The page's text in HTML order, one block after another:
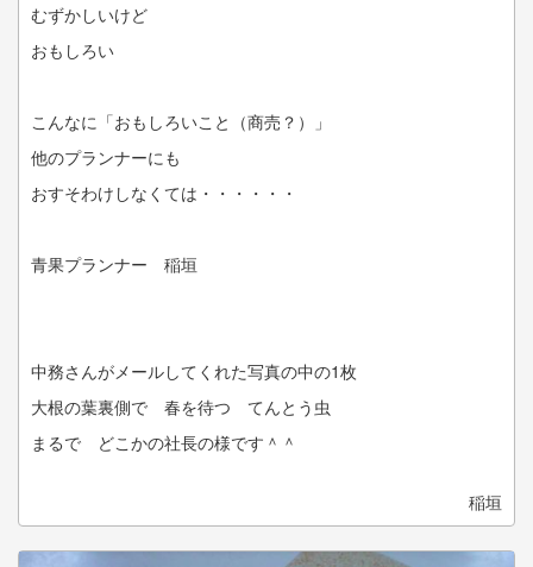
むずかしいけど
おもしろい
こんなに「おもしろいこと（商売？）」
他のプランナーにも
おすそわけしなくては・・・・・・
青果プランナー 稲垣
中務さんがメールしてくれた写真の中の1枚
大根の葉裏側で 春を待つ てんとう虫
まるで どこかの社長の様です＾＾
稲垣